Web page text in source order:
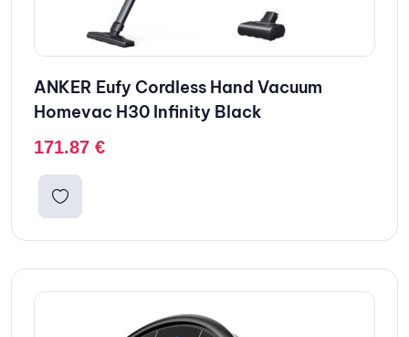
ANKER Eufy Cordless Hand Vacuum
Homevac H30 Infinity Black
171.87 €